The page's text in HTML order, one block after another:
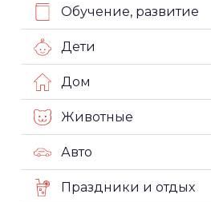
Обучение, развитие
Дети
Дом
Животные
Авто
Праздники и отдых